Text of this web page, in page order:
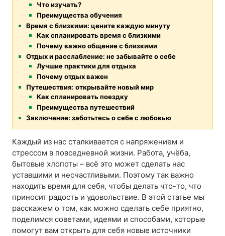
Что изучать?
Преимущества обучения
Время с близкими: цените каждую минуту
Как спланировать время с близкими
Почему важно общение с близкими
Отдых и расслабление: не забывайте о себе
Лучшие практики для отдыха
Почему отдых важен
Путешествия: открывайте новый мир
Как спланировать поездку
Преимущества путешествий
Заключение: заботьтесь о себе с любовью
Каждый из нас сталкивается с напряжением и
стрессом в повседневной жизни. Работа, учёба,
бытовые хлопоты – всё это может сделать нас
уставшими и несчастливыми. Поэтому так важно
находить время для себя, чтобы делать что-то, что
приносит радость и удовольствие. В этой статье мы
расскажем о том, как можно сделать себе приятно,
поделимся советами, идеями и способами, которые
помогут вам открыть для себя новые источники